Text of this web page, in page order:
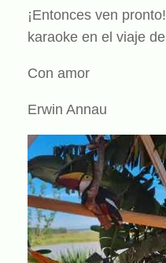
¡Entonces ven
karaoke en el viaje
Con amor
Erwin Annau